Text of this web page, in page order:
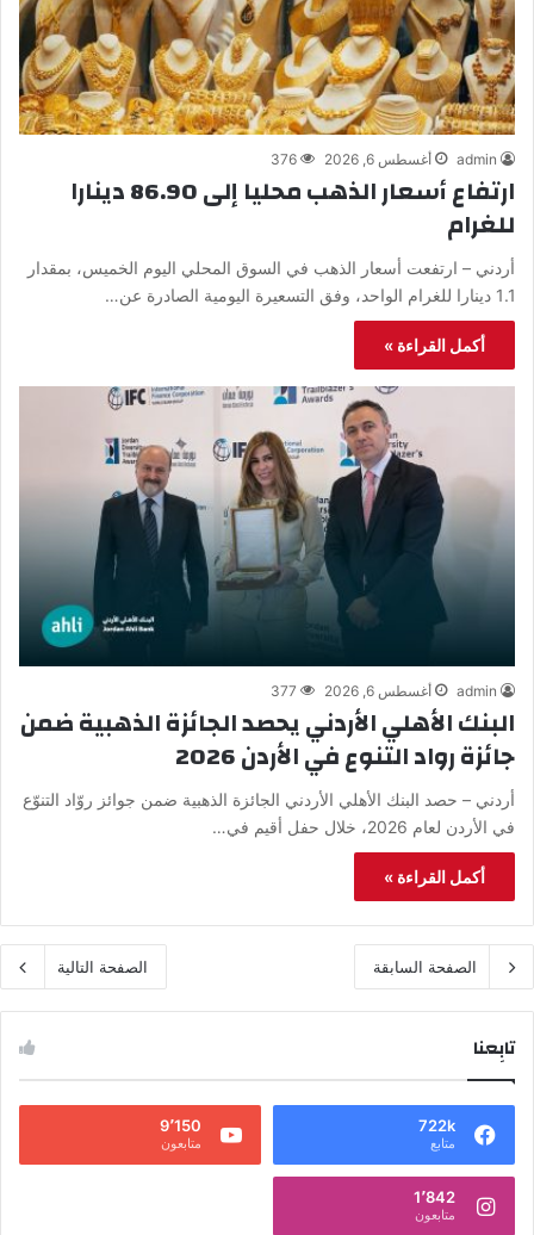
admin أغسطس 6, 2026 376
ارتفاع أسعار الذهب محليا إلى 86.90 دينارا
للغرام
أردني – ارتفعت أسعار الذهب في السوق المحلي اليوم الخميس، بمقدار
1.1 دينارا للغرام الواحد، وفق التسعيرة اليومية الصادرة عن…
أكمل القراءة »
admin أغسطس 6, 2026 377
البنك الأهلي الأردني يحصد الجائزة الذهبية ضمن
جائزة رواد التنوع في الأردن 2026
أردني – حصد البنك الأهلي الأردني الجائزة الذهبية ضمن جوائز روّاد التنوّع
في الأردن لعام 2026، خلال حفل أقيم في…
أكمل القراءة »
الصفحة السابقة الصفحة التالية
تابِعنا
722k
متابع
9٬150
متابعون
1٬842
متابعون